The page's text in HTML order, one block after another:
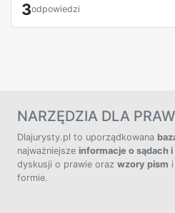
3odpowiedzi
NARZĘDZIA DLA
Dlajurysty.pl to uporządkowana
najważniejsze informacje o sądach
dyskusji o prawie oraz wzory pism
formie.